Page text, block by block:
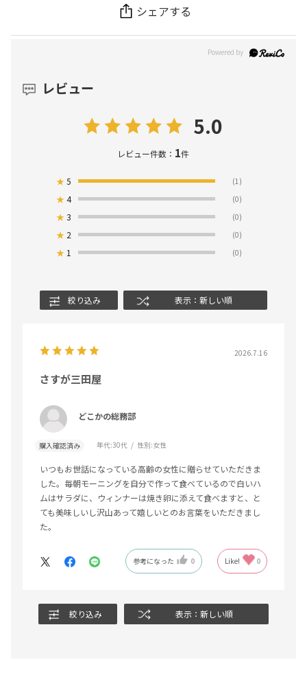
シェアする
レビュー
5.0
レビュー件数： 1件
★5 (1)
★4 (0)
★3 (0)
★ 2 (0)
★ 1 (0)
絞り込み 表示：新しい順
2026.7.16
さすが三田屋
どこかの総務部
購入確認済み 年代:30代 性別:女性
いつもお世話になっている高齢の女性に贈らせていただきま
した。毎朝モーニングを自分で作って食べているので白いハ
ムはサラダに、ウィンナーは焼き卵に添えて食べますと、と
ても美味しいし沢山あって嬉しいとのお言葉をいただきまし
た。
参考になった 0 Like! 0
絞り込み 表示：新しい順